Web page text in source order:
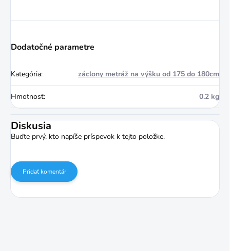
Dodatočné parametre
Kategória: záclony metráž na výšku od 175 do 180cm
Hmotnosť: 0.2 kg
Diskusia
Buďte prvý, kto napíše príspevok k tejto položke.
Pridať komentár